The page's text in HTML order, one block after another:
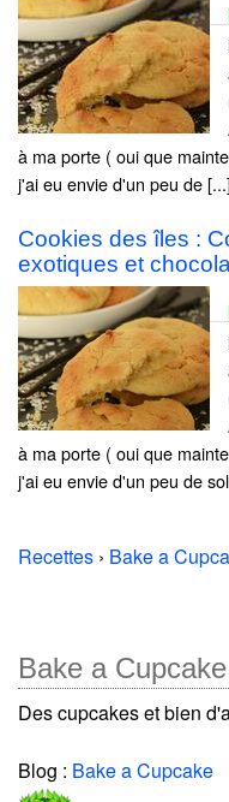
à ma porte ( oui que
j'ai eu envie d'un peu de [...]
Cookies des îles :
exotiques et
à ma porte ( oui que
j'ai eu envie d'un peu de
Recettes › Bake a
Bake a Cupcake
Des cupcakes et bien
Blog : Bake a Cupcake